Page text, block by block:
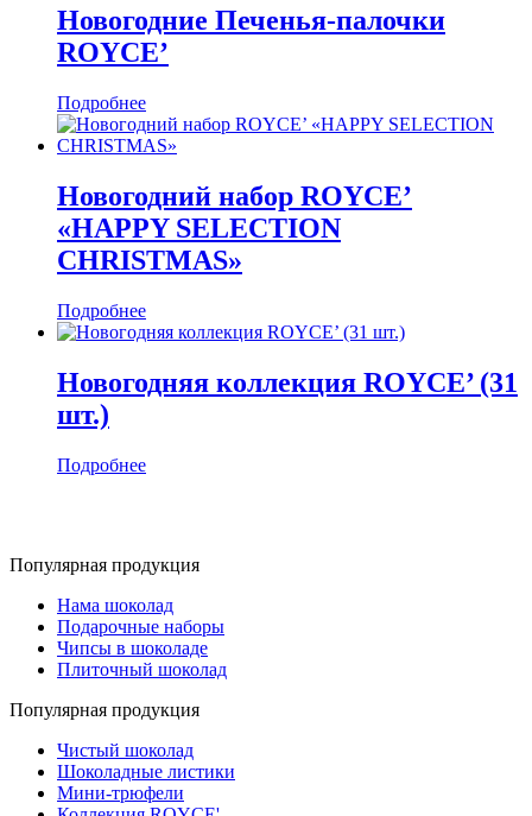
Новогодние Печенья-палочки
ROYCE’
Подробнее
Новогодний набор ROYCE’
«HAPPY SELECTION
CHRISTMAS»
Подробнее
Новогодняя коллекция ROYCE’ (31
шт.)
Подробнее
Популярная продукция
Нама шоколад
Подарочные наборы
Чипсы в шоколаде
Плиточный шоколад
Популярная продукция
Чистый шоколад
Шоколадные листики
Мини-трюфели